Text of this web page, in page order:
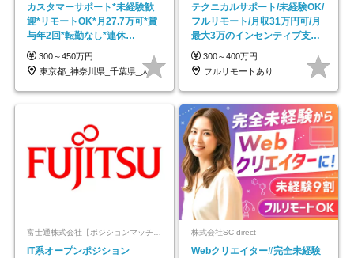
カスタマーサポート*未経験歓
迎*リモートOK*月27.7万可*賞
与年2回*転勤なし*連休
OK/ZE010232
300～450万円
東京都_神奈川県_千葉県_大阪府_愛知県…
テクニカルサポート/未経験OK/
フルリモート/月収31万円可/月
最大3万のインセンティブ支給/
平均年齢33歳
300～400万円
フルリモートあり
富士通株式会社【ポジションマッチ登録】
IT系オープンポジション
株式会社SC direct
Webクリエイター#完全未経験